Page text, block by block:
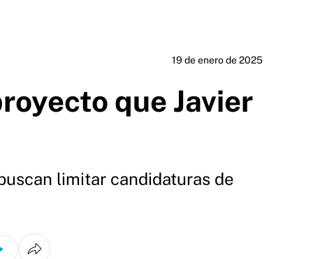
19 de enero de 2025
que Javier
limitar candidaturas de